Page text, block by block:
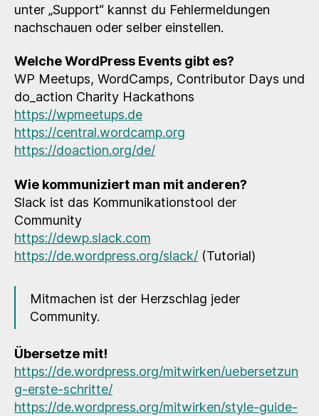
unter „Support“ kannst du Fehlermeldungen
nachschauen oder selber einstellen.
Welche WordPress Events gibt es?
WP Meetups, WordCamps, Contributor Days und
do_action Charity Hackathons
https://wpmeetups.de
https://central.wordcamp.org
https://doaction.org/de/
Wie kommuniziert man mit anderen?
Slack ist das Kommunikationstool der
Community
https://dewp.slack.com
https://de.wordpress.org/slack/ (Tutorial)
Mitmachen ist der Herzschlag jeder
Community.
Übersetze mit!
https://de.wordpress.org/mitwirken/uebersetzun
g-erste-schritte/
https://de.wordpress.org/mitwirken/style-guide-